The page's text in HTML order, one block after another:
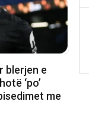
blerjen e
‘po’
me